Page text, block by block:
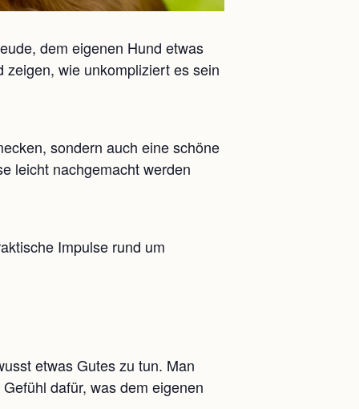
dem eigenen Hund etwas
wie unkompliziert es sein
sondern auch eine schöne
leicht nachgemacht werden
Impulse rund um
etwas Gutes zu tun. Man
dafür, was dem eigenen